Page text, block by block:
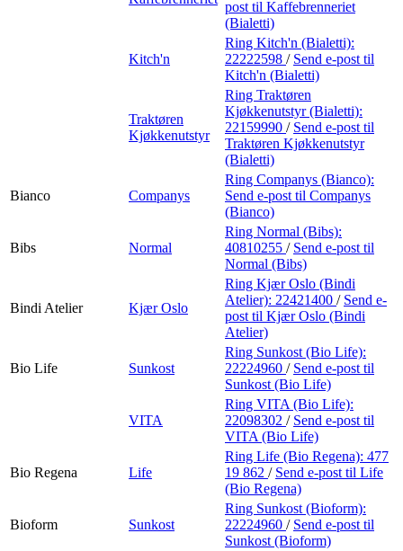
post til Kaffebrenneriet
(Bialetti)
Kitch'n
Ring Kitch'n (Bialetti):
22222598 / Send e-post til
Kitch'n (Bialetti)
Traktøren
Kjøkkenutstyr
Ring Traktøren
Kjøkkenutstyr (Bialetti):
22159990 / Send e-post til
Traktøren Kjøkkenutstyr
(Bialetti)
Bianco Companys
Ring Companys (Bianco):
Send e-post til Companys
(Bianco)
Bibs Normal
Ring Normal (Bibs):
40810255 / Send e-post til
Normal (Bibs)
Bindi Atelier Kjær Oslo
Ring Kjær Oslo (Bindi
Atelier): 22421400 / Send e-
post til Kjær Oslo (Bindi
Atelier)
Bio Life Sunkost
Ring Sunkost (Bio Life):
22224960 / Send e-post til
Sunkost (Bio Life)
VITA
Ring VITA (Bio Life):
22098302 / Send e-post til
VITA (Bio Life)
Bio Regena Life
Ring Life (Bio Regena): 477
19 862 / Send e-post til Life
(Bio Regena)
Bioform Sunkost
Ring Sunkost (Bioform):
22224960 / Send e-post til
Sunkost (Bioform)